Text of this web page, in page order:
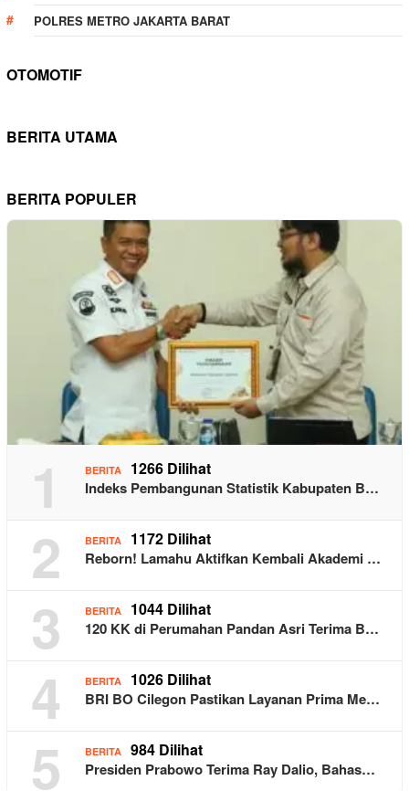
POLRES METRO JAKARTA BARAT
OTOMOTIF
BERITA UTAMA
BERITA POPULER
1 BERITA 1266 Dilihat
Indeks Pembangunan Statistik Kabupaten B…
2 BERITA 1172 Dilihat
Reborn! Lamahu Aktifkan Kembali Akademi …
3 BERITA 1044 Dilihat
120 KK di Perumahan Pandan Asri Terima B…
4 BERITA 1026 Dilihat
BRI BO Cilegon Pastikan Layanan Prima Me…
5 BERITA 984 Dilihat
Presiden Prabowo Terima Ray Dalio, Bahas…